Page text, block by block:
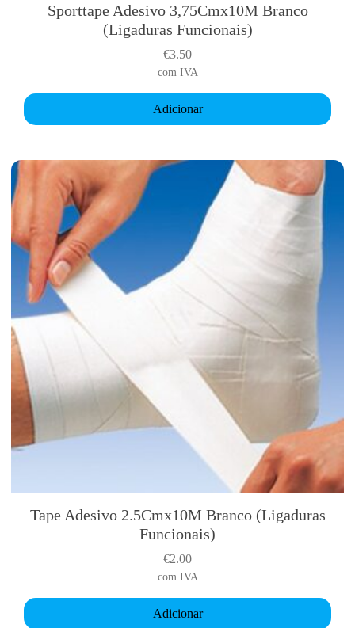
Sporttape Adesivo 3,75Cmx10M Branco
(Ligaduras Funcionais)
€3.50
com IVA
Adicionar
Tape Adesivo 2.5Cmx10M Branco (Ligaduras
Funcionais)
€2.00
com IVA
Adicionar